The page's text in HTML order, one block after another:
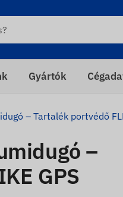
Gyártók
– Tartalék portvédő
–
GPS